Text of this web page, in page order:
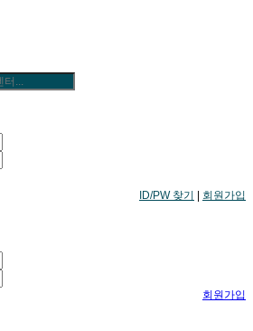
ID/PW 찾기
회원가입
회원가입